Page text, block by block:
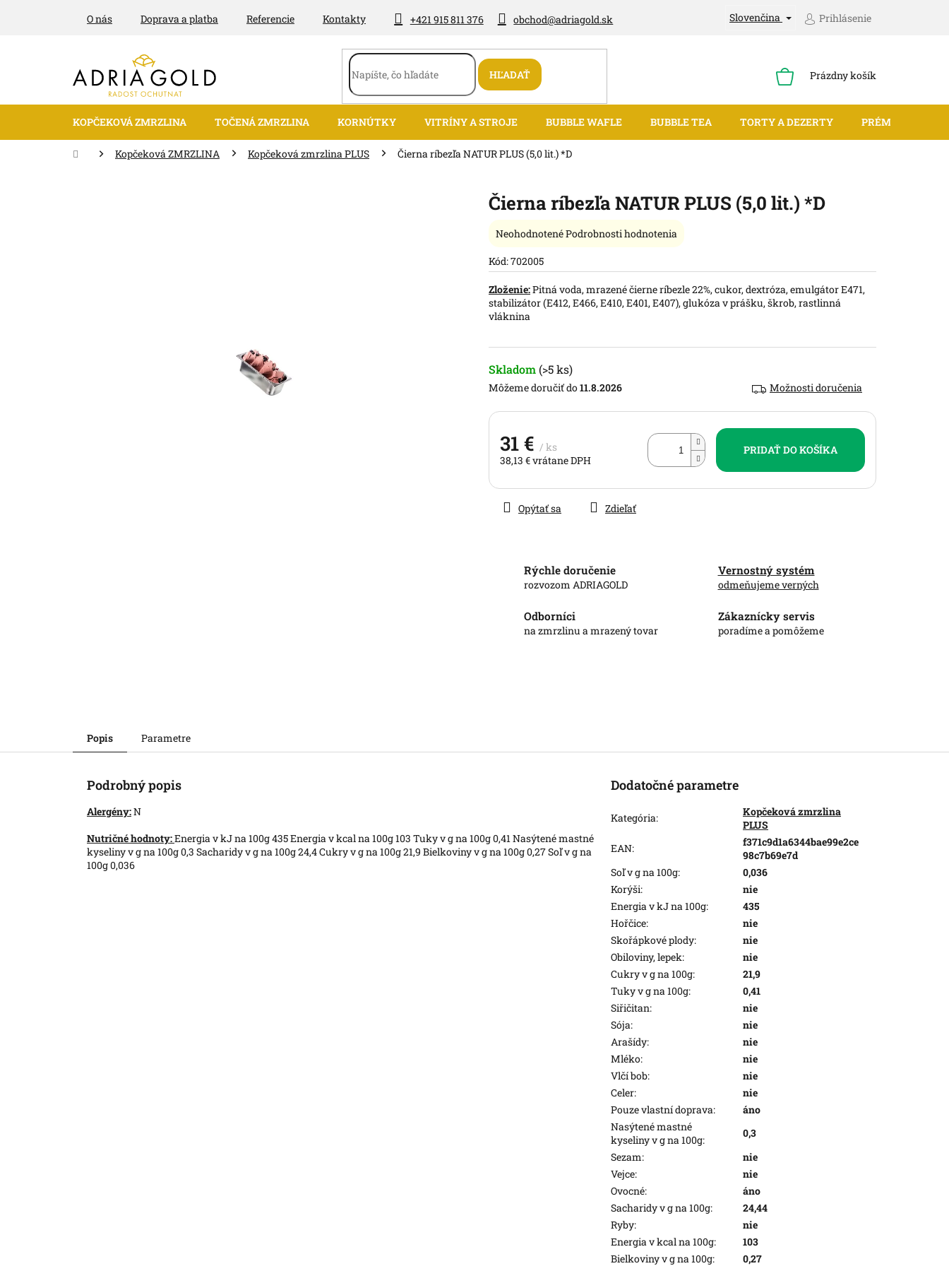
+421 915 811 376 obchod@adriagold.sk
O nás Doprava a platba Referencie Kontakty Slovenčina Prihlásenie
HĽADAŤ
NÁKUPNÝ
Prázdny košík
KOPČEKOVÁ ZMRZLINA TOČENÁ ZMRZLINA KORNÚTKY VITRÍNY A STROJE BUBBLE WAFLE BUBBLE TEA TORTY A DEZERTY PRÉMIUM
DomovKopčeková ZMRZLINA Kopčeková zmrzlina PLUS Čierna ríbezľa NATUR PLUS (5,0 lit.) *D
Čierna ríbezľa NATUR PLUS (5,0 lit.) *D
Kód:702005
Skladom (>5 ks)
11.8.2026 Možnosti doručenia
31 € / ks
38,13 € vrátane DPH
cena:
PRIDAŤ DO KOŠÍKA
Zloženie:Pitná voda, mrazené čierne ríbezle 22%, cukor, dextróza, emulgátor E471,
stabilizátor (E412, E466, E410, E401, E407), glukóza v prášku, škrob, rastlinná
vláknina
Opýtať sa Zdieľať
Rýchle doručenie
rozvozom ADRIAGOLD
Vernostný systém
odmeňujeme verných
Odborníci
na zmrzlinu a mrazený tovar
Zákaznícky servis
poradíme a pomôžeme
Priemerné
produktu
je
0,0
z
5
NeohodnotenéPodrobnosti hodnotenia
Popis Parametre
Podrobný popis
Alergény:N
Nutričné hodnoty:Energia v kJ na 100g 435 Energia v kcal na 100g 103 Tuky v g na 100g 0,41 Nasýtené mastné
kyseliny v g na 100g 0,3 Sacharidy v g na 100g 24,4 Cukry v g na 100g 21,9 Bielkoviny v g na 100g 0,27 Soľ v g na
100g 0,036
Dodatočné parametre
Kategória:
Kopčeková zmrzlina
PLUS
EAN:
f371c9d1a6344bae99e2ce
98c7b69e7d
Soľ v g na 100g:
0,036
Korýši:
nie
Energia v kJ na 100g:
435
Hořčice:
nie
Skořápkové plody:
nie
Obiloviny, lepek:
nie
Cukry v g na 100g:
21,9
Tuky v g na 100g:
0,41
Siřičitan:
nie
Sója:
nie
Arašídy:
nie
Mléko:
nie
Vlčí bob:
nie
Celer:
nie
Pouze vlastní doprava:
áno
Nasýtené mastné
kyseliny v g na 100g:
0,3
Sezam:
nie
Vejce:
nie
Ovocné:
áno
Sacharidy v g na 100g:
24,44
Ryby:
nie
Energia v kcal na 100g:
103
Bielkoviny v g na 100g:
0,27